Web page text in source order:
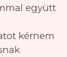
együtt
kérnem